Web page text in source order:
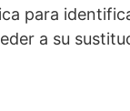
para
a su